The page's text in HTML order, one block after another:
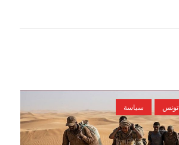
تونس سياسة